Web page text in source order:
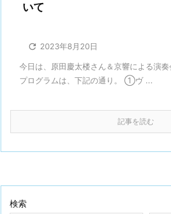
いて
 2023年8月20日
今日は、原田慶太楼さん＆京響による演奏
プログラムは、下記の通り。 ①ヴ ...
記事を読む
検索